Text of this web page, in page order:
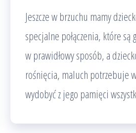
Jeszcze w brzuchu mamy
specjalne połączenia, które są
w prawidłowy sposób, a
rośnięcia, maluch potrzebuje
wydobyć z jego pamięci